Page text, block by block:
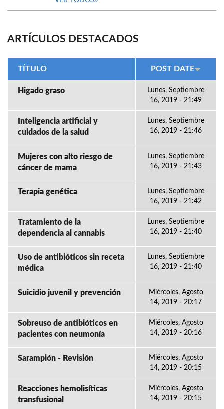
ARTÍCULOS DESTACADOS
TÍTULO POST DATE
Higado graso
Lunes, Septiembre
16, 2019 - 21:49
Inteligencia artificial y
cuidados de la salud
Lunes, Septiembre
16, 2019 - 21:46
Mujeres con alto riesgo de
cáncer de mama
Lunes, Septiembre
16, 2019 - 21:43
Terapia genética
Lunes, Septiembre
16, 2019 - 21:42
Tratamiento de la
dependencia al cannabis
Lunes, Septiembre
16, 2019 - 21:40
Uso de antibióticos sin receta
médica
Lunes, Septiembre
16, 2019 - 21:40
Suicidio juvenil y prevención
Miércoles, Agosto
14, 2019 - 20:17
Sobreuso de antibióticos en
pacientes con neumonía
Miércoles, Agosto
14, 2019 - 20:16
Sarampión - Revisión
Miércoles, Agosto
14, 2019 - 20:15
Reacciones hemolisíticas
transfusional
Miércoles, Agosto
14, 2019 - 20:15